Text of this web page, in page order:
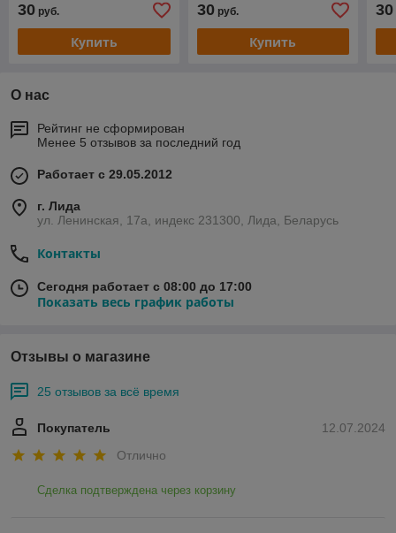
30 руб.
Купить
30руб.
Купить
30
О нас
Рейтинг не сформирован
Менее 5 отзывов за последний год
Работает с 29.05.2012
г. Лида
ул. Ленинская, 17а, индекс 231300, Лида, Беларусь
Контакты
Сегодня работает с 08:00 до 17:00
Показать весь график работы
Отзывы о магазине
25 отзывов за всё время
12.07.2024
Покупатель
Отлично
Сделка подтверждена через корзину